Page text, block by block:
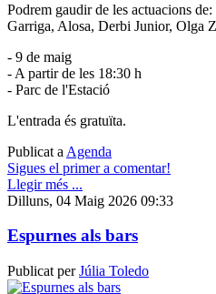
Podrem gaudir de les actuacions
Garriga, Alosa, Derbi Junior, Olga
- 9 de maig
- A partir de les 18:30 h
- Parc de l'Estació
L'entrada és gratuïta.
Publicat a Agenda
Sigues el primer a comentar!
Llegir més ...
Dilluns, 04 Maig 2026 09:33
Espurnes als bars
Publicat perJúlia Toledo